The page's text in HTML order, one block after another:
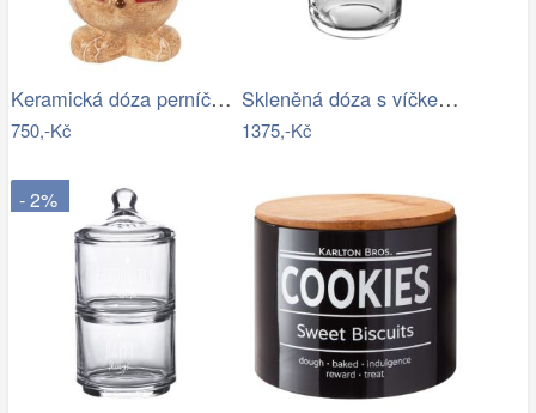
Keramická dóza perníček Gingerbread Man…
750,-Kč
Skleněná dóza s víčkem výška 21,2 cm…
1375,-Kč
- 2%